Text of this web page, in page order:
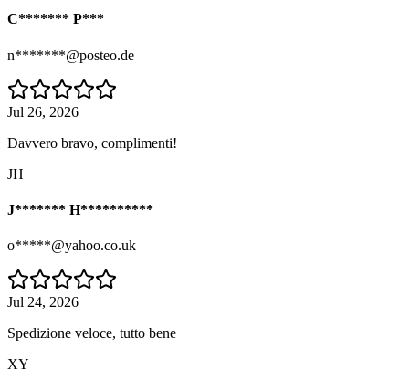
C******* P***
n*******@posteo.de
Jul 26, 2026
Davvero bravo, complimenti!
JH
J******* H**********
o*****@yahoo.co.uk
Jul 24, 2026
Spedizione veloce, tutto bene
XY